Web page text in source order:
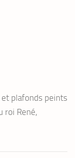
et plafonds peints
roi René,